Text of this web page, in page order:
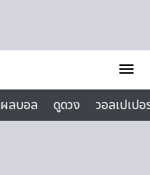
menu
ผลบอล ดูดวง
วอลเปเป